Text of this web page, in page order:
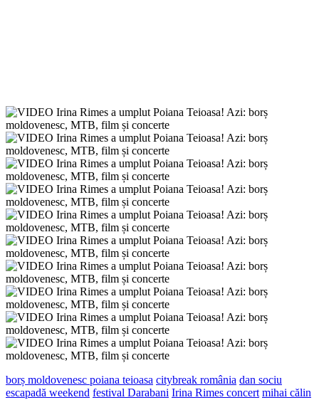
borș moldovenesc poiana teioasa citybreak românia dan sociu
escapadă weekend festival Darabani Irina Rimes concert mihai călin